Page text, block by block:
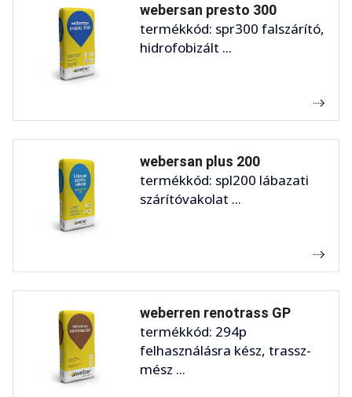
webersan presto 300
termékkód: spr300 falszárító,
hidrofobizált ...
webersan plus 200
termékkód: spl200 lábazati
szárítóvakolat ...
weberren renotrass GP
termékkód: 294p
felhasználásra kész, trassz-
mész ...